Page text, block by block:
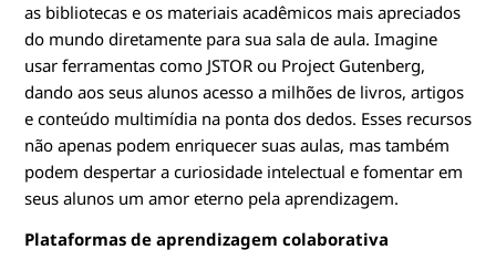
as bibliotecas e os materiais acadêmicos mais apreciados
do mundo diretamente para sua sala de aula. Imagine
usar ferramentas como JSTOR ou Project Gutenberg,
dando aos seus alunos acesso a milhões de livros, artigos
e conteúdo multimídia na ponta dos dedos. Esses recursos
não apenas podem enriquecer suas aulas, mas também
podem despertar a curiosidade intelectual e fomentar em
seus alunos um amor eterno pela aprendizagem.
Plataformas de aprendizagem colaborativa